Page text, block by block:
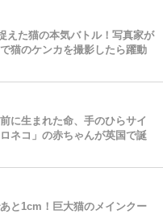
えた猫の本気バトル！写真家が
猫のケンカを撮影したら躍動
に生まれた命、手のひらサイ
ネコ」の赤ちゃんが英国で誕
と1cm！巨大猫のメインクー